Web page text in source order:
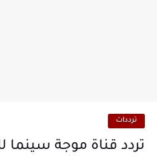
ترددات
تردد قناة موجة سينما